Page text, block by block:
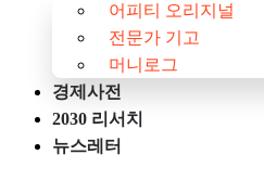
어피티 오리지널
전문가 기고
머니로그
경제사전
2030 리서치
뉴스레터